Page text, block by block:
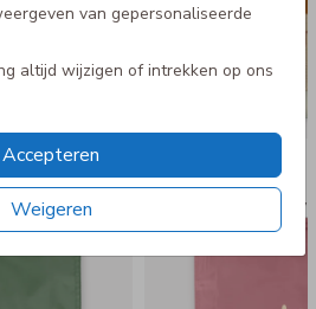
van gepersonaliseerde
altijd wijzigen of intrekken op ons
Accepteren
Weigeren
stijl